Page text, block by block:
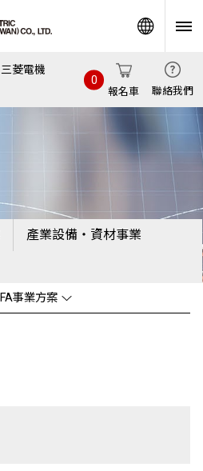
三菱電機
報名車
0
聯絡我們
產業設備・資材事業
更多 FA事業方案